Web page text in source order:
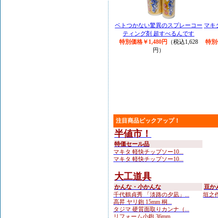
ベトつかない驚異のスプレーコー
ティング剤 超すべるんです
特別価格￥1,480円
（税込1,628
円）
マキ
特別
注目商品ピックアップ！
半値市！
特価セール品
マキタ 軽快チップソー10...
マキタ 軽快チップソー10...
大工道具
かんな・小かんな
千代鶴貞秀 「淡路の夕凪」...
高昇 ヤリ鉋 15mm 桐...
タジマ 硬質面取りカンナ（...
リフォーム小鉋 36mm
豆か
垣之